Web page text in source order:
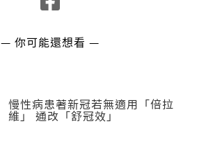
— 你可能還想看 —
慢性病患著新冠若無適用「倍拉
維」 通改「舒冠效」